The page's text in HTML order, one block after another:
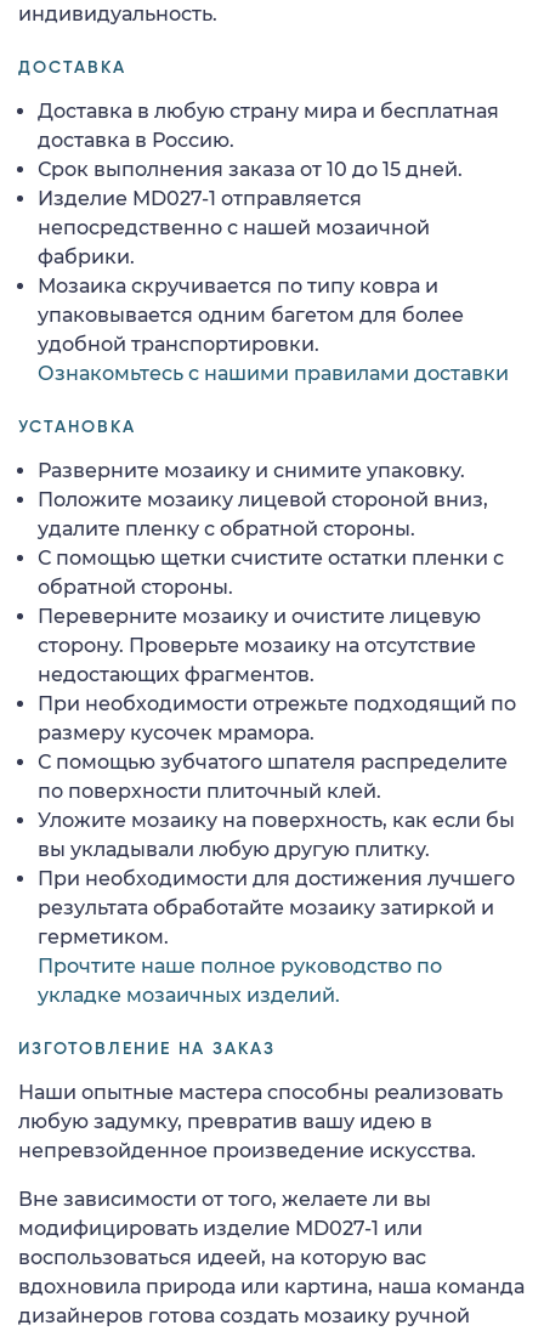
индивидуальность.
ДОСТАВКА
Доставка в любую страну мира и бесплатная
доставка в Россию.
Срок выполнения заказа от 10 до 15 дней.
Изделие MD027-1 отправляется
непосредственно с нашей мозаичной
фабрики.
Мозаика скручивается по типу ковра и
упаковывается одним багетом для более
удобной транспортировки.
Ознакомьтесь с нашими правилами доставки
УСТАНОВКА
Разверните мозаику и снимите упаковку.
Положите мозаику лицевой стороной вниз,
удалите пленку с обратной стороны.
С помощью щетки счистите остатки пленки с
обратной стороны.
Переверните мозаику и очистите лицевую
сторону. Проверьте мозаику на отсутствие
недостающих фрагментов.
При необходимости отрежьте подходящий по
размеру кусочек мрамора.
С помощью зубчатого шпателя распределите
по поверхности плиточный клей.
Уложите мозаику на поверхность, как если бы
вы укладывали любую другую плитку.
При необходимости для достижения лучшего
результата обработайте мозаику затиркой и
герметиком.
Прочтите наше полное руководство по
укладке мозаичных изделий.
ИЗГОТОВЛЕНИЕ НА ЗАКАЗ
Наши опытные мастера способны реализовать
любую задумку, превратив вашу идею в
непревзойденное произведение искусства.
Вне зависимости от того, желаете ли вы
модифицировать изделие MD027-1 или
воспользоваться идеей, на которую вас
вдохновила природа или картина, наша команда
дизайнеров готова создать мозаику ручной